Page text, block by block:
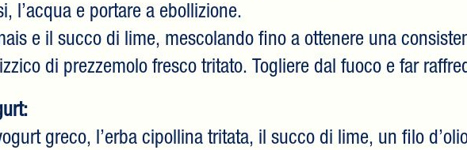
l’acqua e portare a ebollizione.
e il succo di lime, mescolando fino a ottenere una
di prezzemolo fresco tritato. Togliere dal fuoco e far
greco, l’erba cipollina tritata, il succo di lime, un filo